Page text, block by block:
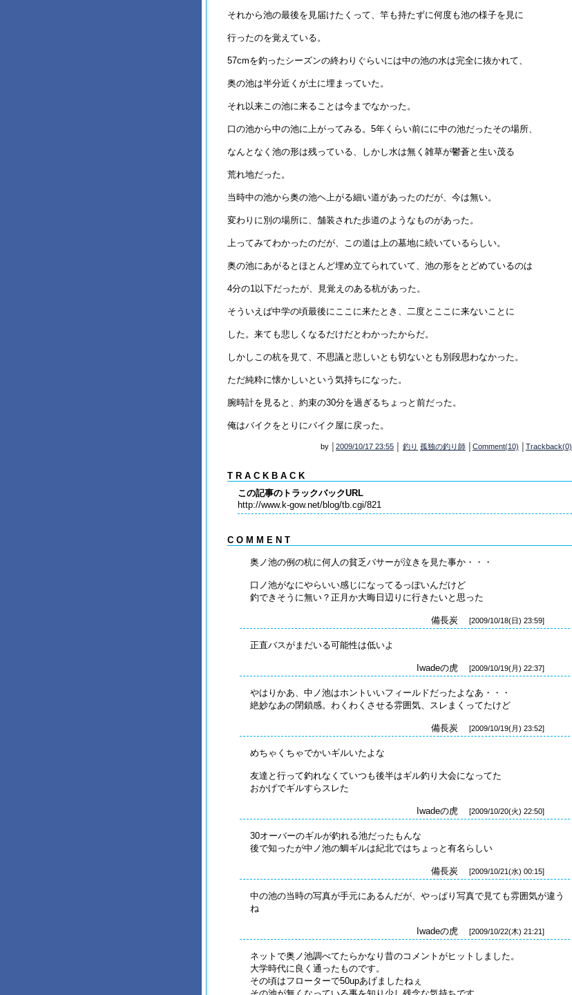
それから池の最後を見届けたくって、竿も持たずに何度も池の様子を見に
行ったのを覚えている。
57cmを釣ったシーズンの終わりぐらいには中の池の水は完全に抜かれて、
奥の池は半分近くが土に埋まっていた。
それ以来この池に来ることは今までなかった。
口の池から中の池に上がってみる。5年くらい前にに中の池だったその場所、
なんとなく池の形は残っている、しかし水は無く雑草が鬱蒼と生い茂る
荒れ地だった。
当時中の池から奥の池ヘ上がる細い道があったのだが、今は無い。
変わりに別の場所に、舗装された歩道のようなものがあった。
上ってみてわかったのだが、この道は上の墓地に続いているらしい。
奥の池にあがるとほとんど埋め立てられていて、池の形をとどめているのは
4分の1以下だったが、見覚えのある杭があった。
そういえば中学の頃最後にここに来たとき、二度とここに来ないことに
した。来ても悲しくなるだけだとわかったからだ。
しかしこの杭を見て、不思議と悲しいとも切ないとも別段思わなかった。
ただ純粋に懐かしいという気持ちになった。
腕時計を見ると、約束の30分を過ぎるちょっと前だった。
俺はバイクをとりにバイク屋に戻った。
by │ 2009/10/17 23:55 釣り 孤独の釣り師 Comment(10) Trackback(0)
T R A C K B A C K
この記事のトラックバックURL
http://www.k-gow.net/blog/tb.cgi/821
C O M M E N T
奥ノ池の例の杭に何人の貧乏バサーが泣きを見た事か・・・
口ノ池がなにやらいい感じになってるっぽいんだけど
釣できそうに無い？正月か大晦日辺りに行きたいと思った
備長炭 [2009/10/18(日) 23:59]
正直バスがまだいる可能性は低いよ
Iwadeの虎 [2009/10/19(月) 22:37]
やはりかあ、中ノ池はホントいいフィールドだったよなあ・・・
絶妙なあの閉鎖感。わくわくさせる雰囲気、スレまくってたけど
備長炭 [2009/10/19(月) 23:52]
めちゃくちゃでかいギルいたよな
友達と行って釣れなくていつも後半はギル釣り大会になってた
おかげでギルすらスレた
Iwadeの虎 [2009/10/20(火) 22:50]
30オーバーのギルが釣れる池だったもんな
後で知ったが中ノ池の鯛ギルは紀北ではちょっと有名らしい
備長炭 [2009/10/21(水) 00:15]
中の池の当時の写真が手元にあるんだが、やっぱり写真で見ても雰囲気が違う
ね
Iwadeの虎 [2009/10/22(木) 21:21]
ネットで奥ノ池調べてたらかなり昔のコメントがヒットしました。
大学時代に良く通ったものです。
その頃はフローターで50upあげましたねぇ